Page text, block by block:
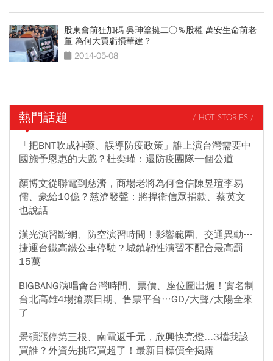
股東會前狂加碼 吳珅篁擁二○％股權 萬安生命前老
董 為何大買虧損華建？
2014-05-08
熱門話題 / HOT STORIES /
「把BNT吹成神藥、誤導防疫政策」誰上演台灣需要中
國施予恩惠的大戲？杜奕瑾：還防疫團隊一個公道
顏博文從聯電到慈濟，商場老將為何會信陳昱瑄李易
儒、豪給10億？慈濟發聲：將捍衛信眾捐款、蔡英文
也說話
漢光演習斷網、防空演習時間！影響範圍、交通異動…
捷運台鐵高鐵公車停駛？城鎮韌性演習不配合最高罰
15萬
BIGBANG演唱會台灣時間、票價、座位圖出爐！實名制
台北高雄4場搶票日期、售票平台…GD/大聲/太陽全來
了
景碩漲停第三根、南電返千元，欣興快亮燈...3檔我該
買誰？外資先挑它買超了！最新目標價全揭露